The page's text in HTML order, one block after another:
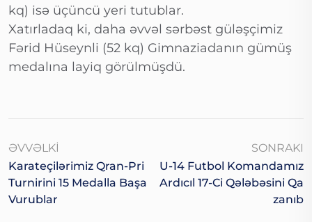
kq) isə üçüncü yeri tutublar.
Xatırladaq ki, daha əvvəl sərbəst güləşçimiz
Fərid Hüseynli (52 kq) Gimnaziadanın gümüş
medalına layiq görülmüşdü.
ƏVVƏLKI
Karateçilərimiz Qran-Pri
Turnirini 15 Medalla Başa
Vurublar
SONRAKI
U-14 Futbol Komandamız
Ardıcıl 17-Ci Qələbəsini Qa
Zanıb